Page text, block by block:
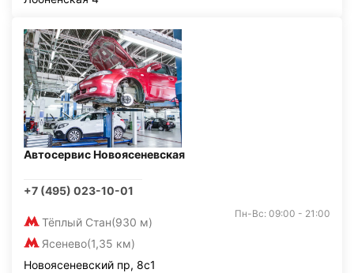
Автосервис Новоясеневская
+7 (495) 023-10-01
Тёплый Стан(930 м)
Ясенево(1,35 км)
Пн-Вс: 09:00 - 21:00
Новоясеневский пр, 8с1